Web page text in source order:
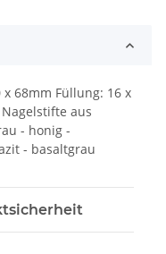
68mm Füllung: 16 x
aus
- honig -
- basaltgrau